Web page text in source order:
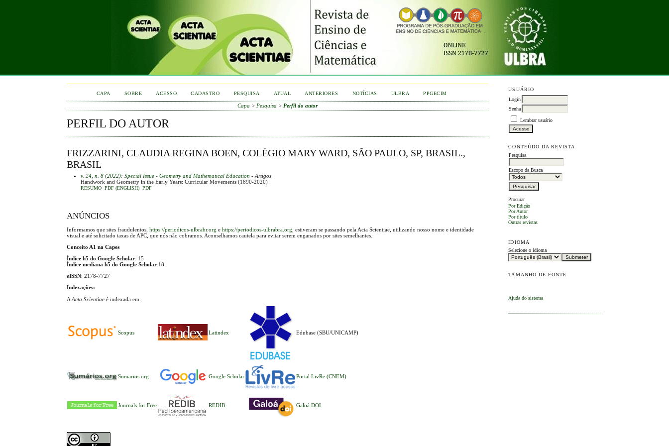
USUÁRIO
Login
Senha
Lembrar usuário
CONTEÚDO DA REVISTA
Pesquisa
Escopo da Busca
Procurar
Por Edição
Por Autor
Por título
Outras revistas
IDIOMA
Selecione o idioma
TAMANHO DE FONTE
Ajuda do sistema
CAPA SOBRE ACESSO CADASTRO PESQUISA ATUAL ANTERIORES NOTÍCIAS ULBRA PPGECIM
Capa > Pesquisa > Perfil do autor
PERFIL DO AUTOR
FRIZZARINI, CLAUDIA REGINA BOEN, COLÉGIO MARY WARD, SÃO PAULO, SP, BRASIL.,
BRASIL
v. 24, n. 8 (2022): Special Issue - Geometry and Mathematical Education - Artigos
Handwork and Geometry in the Early Years: Curricular Movements (1890-2020)
RESUMO PDF (ENGLISH) PDF
ANÚNCIOS
Informamos que sites fraudulentos,https://periodicos-ulbrabr.org ehttps://periodicos-ulbrabra.org , estiveram se passando pela Acta Scientiae, utilizando nosso nome e identidade
visual e até solicitado taxas de APC, que nós não cobramos. Aconselhamos cautela para evitar serem enganados por sites semelhantes.
Conceito A1 na Capes
Índice h5 do Google Scholar: 15
Índice mediana h5 do Google Scholar:18
eISSN: 2178-7727
Indexações:
AActa Scientiaeé indexada em:
Scopus Latindex Edubase (SBU/UNICAMP)
Sumarios.org Google Scholar Portal LivRe (CNEM)
Journals for Free REDIB Galoá DOI